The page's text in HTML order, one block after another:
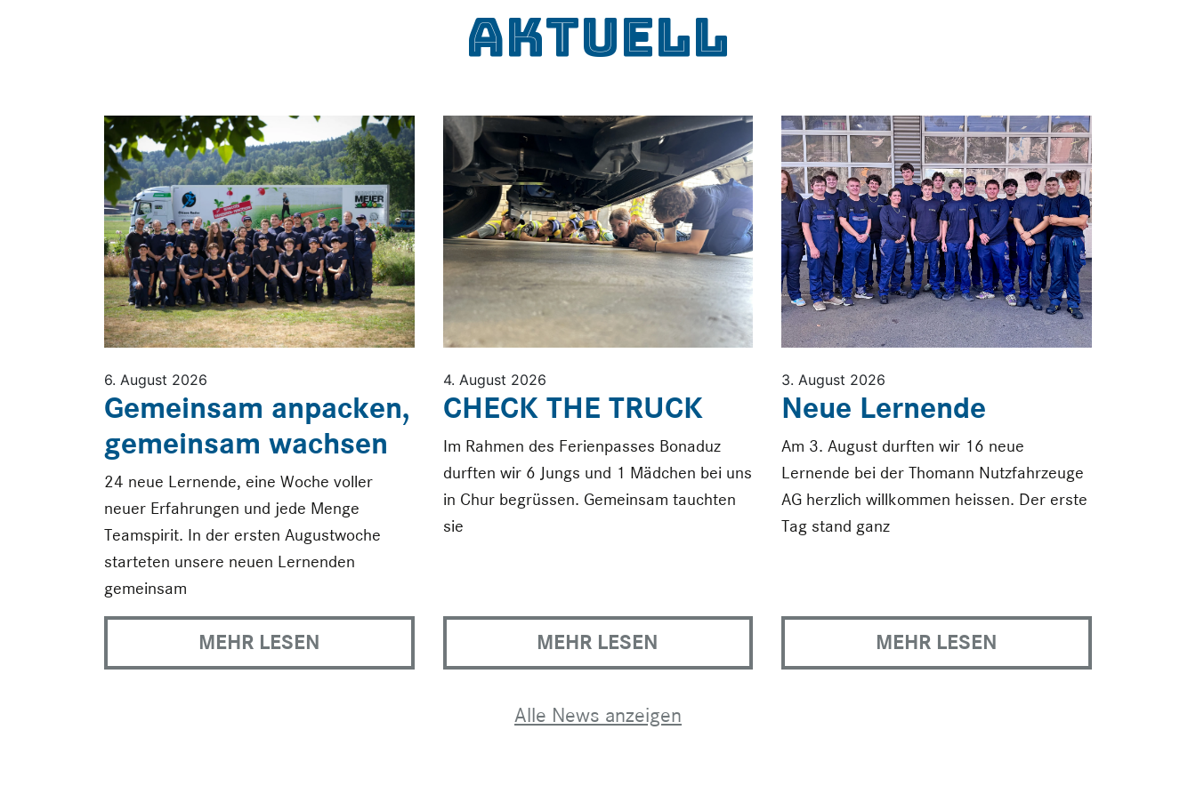
Aktuell
6. August 2026
Gemeinsam anpacken,
gemeinsam wachsen
24 neue Lernende, eine Woche voller
neuer Erfahrungen und jede Menge
Teamspirit. In der ersten Augustwoche
starteten unsere neuen Lernenden
gemeinsam
MEHR LESEN
4. August 2026
CHECK THE TRUCK
Im Rahmen des Ferienpasses Bonaduz
durften wir 6 Jungs und 1 Mädchen bei uns
in Chur begrüssen. Gemeinsam tauchten
sie
MEHR LESEN
3. August 2026
Neue Lernende
Am 3. August durften wir 16 neue
Lernende bei der Thomann Nutzfahrzeuge
AG herzlich willkommen heissen. Der erste
Tag stand ganz
MEHR LESEN
Alle News anzeigen